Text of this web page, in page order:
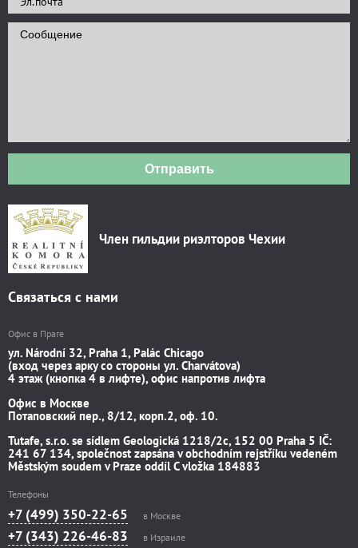
Отправить
Член гильдии риэлторов Чехии
Связаться с нами
Офис в Праге
ул. Národní 32, Praha 1, Palác Chicago
(вход через арку со стороны ул. Charvátova)
4 этаж (кнопка 4 в лифте), офис напротив лифта
Офис в Москве
Потаповский пер., 8/12, корп.2, оф. 10.
Tutafe, s.r.o. se sídlem Geologická 1218/2c, 152 00 Praha 5 IČ:
241 67 134, společnost zapsána v obchodním rejstříku vedeném
Městským soudem v Praze oddíl C vložka 184883
Телефоны
+7 (499) 350-22-65 в Москве
+7 (343) 226-46-83 в Израиле